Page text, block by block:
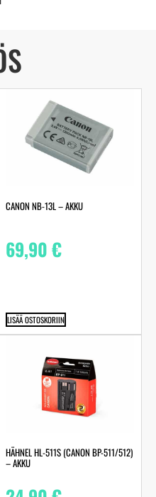
CANON NB-13L – AKKU
69,90€
LISÄÄ OSTOSKORIIN
HÄHNEL HL-511S (CANON BP-511/512)
– AKKU